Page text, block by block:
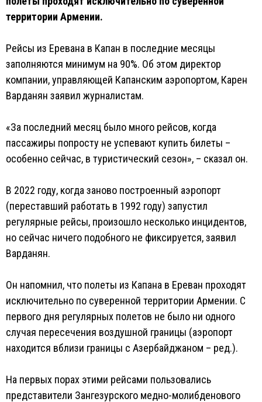
территории Армении.
Рейсы из Еревана в Капан в последние месяцы
заполняются минимум на 90%. Об этом директор
компании, управляющей Капанским аэропортом, Карен
Варданян заявил журналистам.
«За последний месяц было много рейсов, когда
пассажиры попросту не успевают купить билеты –
особенно сейчас, в туристический сезон», – сказал он.
В 2022 году, когда заново построенный аэропорт
(переставший работать в 1992 году) запустил
регулярные рейсы, произошло несколько инцидентов,
но сейчас ничего подобного не фиксируется, заявил
Варданян.
Он напомнил, что полеты из Капана в Ереван проходят
исключительно по суверенной территории Армении. С
первого дня регулярных полетов не было ни одного
случая пересечения воздушной границы (аэропорт
находится вблизи границы с Азербайджаном – ред.).
На первых порах этими рейсами пользовались
представители Зангезурского медно-молибденового